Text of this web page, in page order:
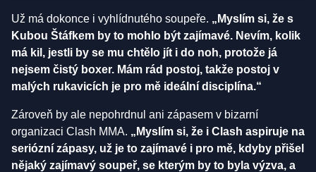
Už má dokonce i vyhlídnutého soupeře. „Myslím si, že s
Kubou Štáfkem by to mohlo být zajímavé. Nevím, kolik
má kil, jestli by se mu chtělo jít i do noh, protože já
nejsem čistý boxer. Mám rád postoj, takže postoj v
malých rukavicích je pro mě ideální disciplína.“
Zároveň by ale nepohrdnul ani zápasem v bizarní
organizaci Clash MMA. „Myslím si, že i Clash aspiruje na
seriózní zápasy, už je to zajímavé i pro mě, kdyby přišel
nějaký zajímavý soupeř, se kterým by to byla výzva, a